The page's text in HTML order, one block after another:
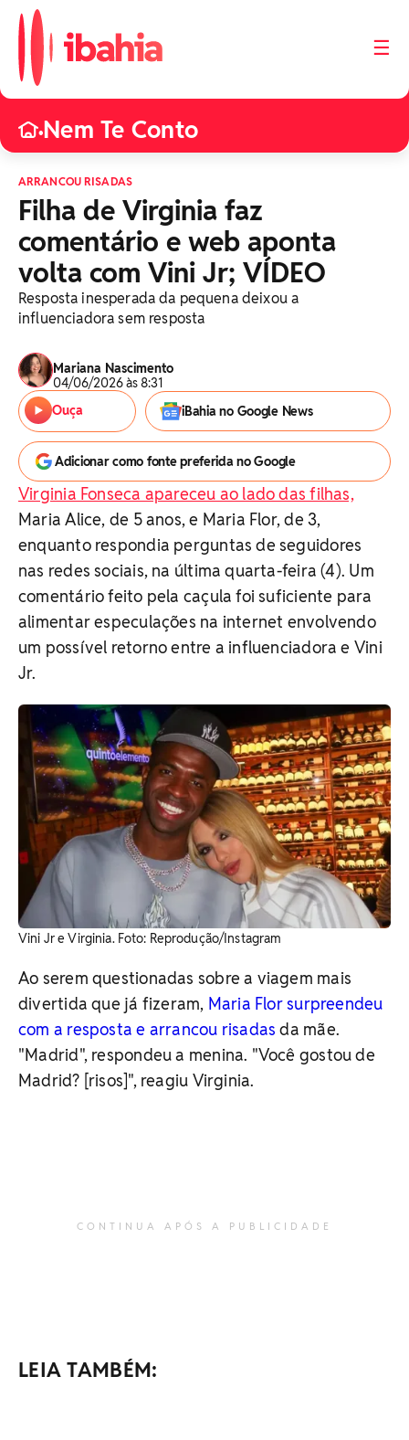
☰
•Nem Te Conto
ARRANCOU RISADAS
Filha de Virginia faz
comentário e web aponta
volta com Vini Jr; VÍDEO
Resposta inesperada da pequena deixou a
influenciadora sem resposta
Mariana Nascimento
04/06/2026 às 8:31
Ouça
iBahia no Google News
Adicionar como fonte preferida no Google
Virginia Fonseca apareceu ao lado das filhas,
Maria Alice, de 5 anos, e Maria Flor, de 3,
enquanto respondia perguntas de seguidores
nas redes sociais, na última quarta-feira (4). Um
comentário feito pela caçula foi suficiente para
alimentar especulações na internet envolvendo
um possível retorno entre a influenciadora e Vini
Jr.
Vini Jr e Virginia. ​Foto: Reprodução/Instagram
Ao serem questionadas sobre a viagem mais
divertida que já fizeram, Maria Flor surpreendeu
com a resposta e arrancou risadasda mãe.
"Madrid", respondeu a menina. "Você gostou de
Madrid? [risos]", reagiu Virginia.
CONTINUA APÓS A PUBLICIDADE
LEIA TAMBÉM: